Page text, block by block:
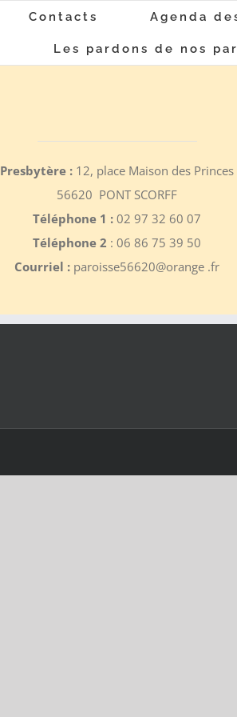
Contacts Agenda
Les pardons de nos
Presbytère : 12, place Maison des Princes
56620 PONT SCORFF
Téléphone 1 : 02 97 32 60 07
Téléphone 2 : 06 86 75 39 50
Courriel : paroisse56620@orange .fr